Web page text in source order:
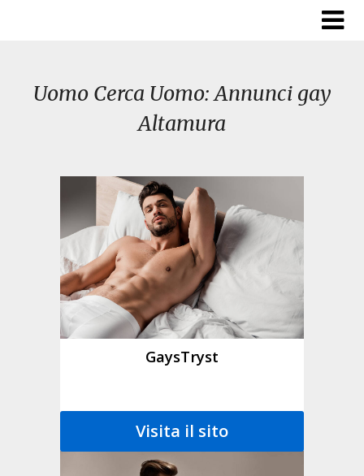
Uomo Cerca Uomo: Annunci gay
Altamura
GaysTryst
Visita il sito